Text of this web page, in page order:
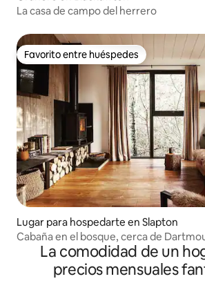
La casa de campo del herrero
Favorito entre huéspedes
Favorito entre huéspedes
Lugar para hospedarte en Slapton
Cabaña en el bosque, cerca de
La comodidad de un
precios mensuales